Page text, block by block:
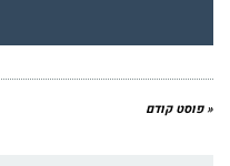
« פוסט קודם